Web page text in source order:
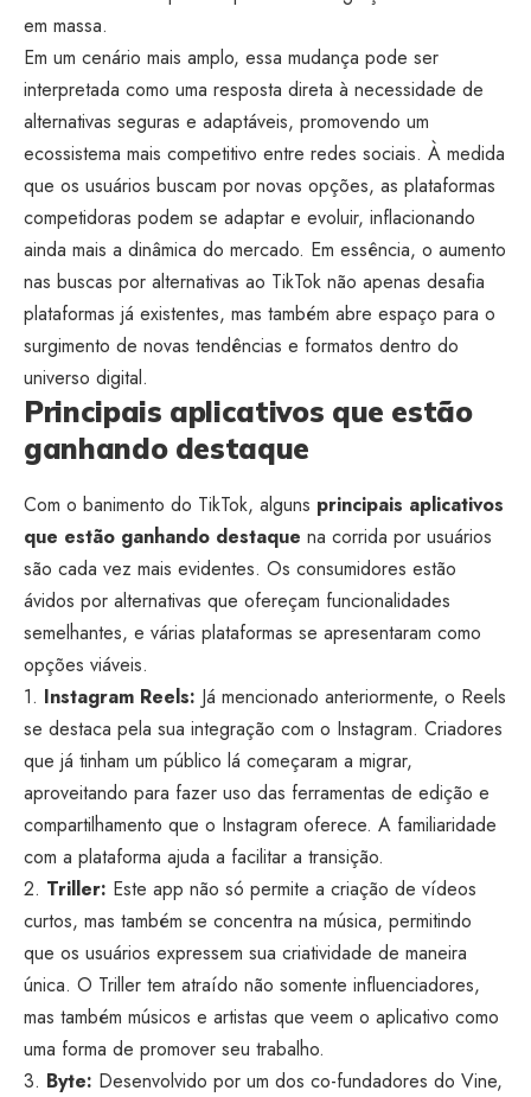
em massa.
Em um cenário mais amplo, essa mudança pode ser
interpretada como uma resposta direta à necessidade de
alternativas seguras e adaptáveis, promovendo um
ecossistema mais competitivo entre redes sociais. À medida
que os usuários buscam por novas opções, as plataformas
competidoras podem se adaptar e evoluir, inflacionando
ainda mais a dinâmica do mercado. Em essência, o aumento
nas buscas por alternativas ao TikTok não apenas desafia
plataformas já existentes, mas também abre espaço para o
surgimento de novas tendências e formatos dentro do
universo digital.
Principais aplicativos que estão
ganhando destaque
Com o banimento do TikTok, alguns principais aplicativos
que estão ganhando destaque na corrida por usuários
são cada vez mais evidentes. Os consumidores estão
ávidos por alternativas que ofereçam funcionalidades
semelhantes, e várias plataformas se apresentaram como
opções viáveis.
1. Instagram Reels: Já mencionado anteriormente, o Reels
se destaca pela sua integração com o Instagram. Criadores
que já tinham um público lá começaram a migrar,
aproveitando para fazer uso das ferramentas de edição e
compartilhamento que o Instagram oferece. A familiaridade
com a plataforma ajuda a facilitar a transição.
2. Triller: Este app não só permite a criação de vídeos
curtos, mas também se concentra na música, permitindo
que os usuários expressem sua criatividade de maneira
única. O Triller tem atraído não somente influenciadores,
mas também músicos e artistas que veem o aplicativo como
uma forma de promover seu trabalho.
3. Byte: Desenvolvido por um dos co-fundadores do Vine,